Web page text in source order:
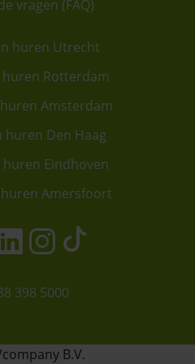
vragen (FAQ)
huren Utrecht
Rotterdam
Amsterdam
huren Den Haag
Eindhoven
Amersfoort
398 5000
B.V.